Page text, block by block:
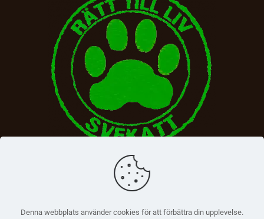
Denna webbplats använder cookies för att förbättra din upplevelse.